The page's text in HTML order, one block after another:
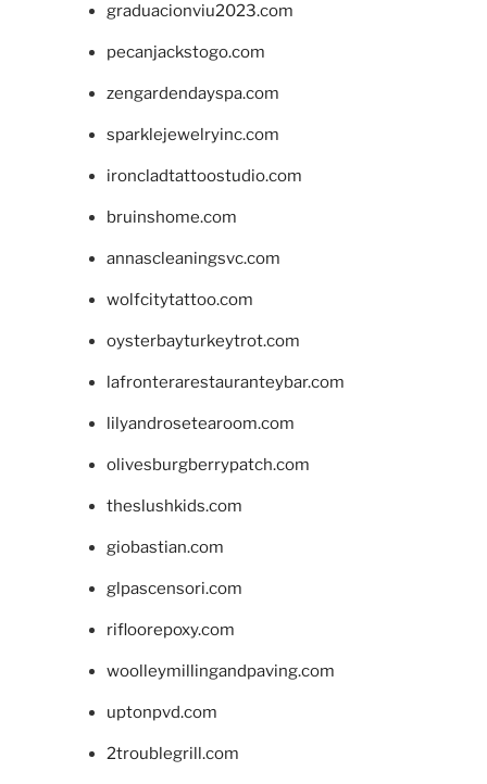
graduacionviu2023.com
pecanjackstogo.com
zengardendayspa.com
sparklejewelryinc.com
ironcladtattoostudio.com
bruinshome.com
annascleaningsvc.com
wolfcitytattoo.com
oysterbayturkeytrot.com
lafronterarestauranteybar.com
lilyandrosetearoom.com
olivesburgberrypatch.com
theslushkids.com
giobastian.com
glpascensori.com
rifloorepoxy.com
woolleymillingandpaving.com
uptonpvd.com
2troublegrill.com